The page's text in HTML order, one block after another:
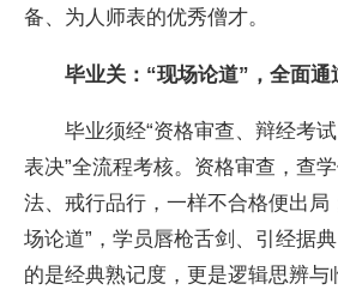
备、为人师表的优秀僧才。
毕业关：“现场论道”，全面通
毕业须经“资格审查、辩经考试
表决”全流程考核。资格审查，查
法、戒行品行，一样不合格便出局
场论道”，学员唇枪舌剑、引经据
的是经典熟记度，更是逻辑思辨与